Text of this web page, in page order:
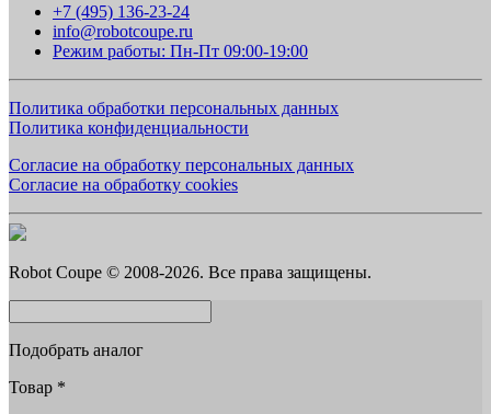
+7 (495) 136-23-24
info@robotcoupe.ru
Режим работы: Пн-Пт 09:00-19:00
Политика обработки персональных данных
Политика конфиденциальности
Согласие на обработку персональных данных
Согласие на обработку cookies
Robot Coupe © 2008-2026. Все права защищены.
Подобрать аналог
Товар *